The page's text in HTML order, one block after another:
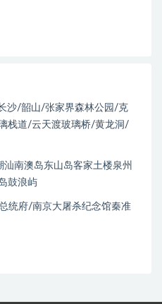
沙/韶山/张家界森林公园/克
栈道/云天渡玻璃桥/黄龙洞/
南澳岛东山岛客家土楼泉州
鼓浪屿
统府/南京大屠杀纪念馆秦准